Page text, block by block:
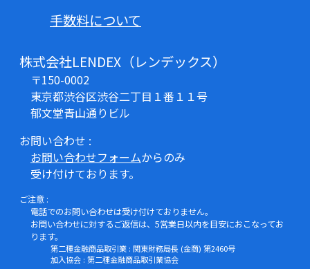
手数料について
株式会社LENDEX（レンデックス）
〒150-0002
東京都渋谷区渋谷二丁目１番１１号
郁文堂青山通りビル
お問い合わせ :
お問い合わせフォームからのみ
受け付けております。
ご注意 :
電話でのお問い合わせは受け付けておりません。
お問い合わせに対するご返信は、5営業日以内を目安におこなってお
ります。
第二種金融商品取引業 : 関東財務局長 (金商) 第2460号
加入協会 : 第二種金融商品取引業協会